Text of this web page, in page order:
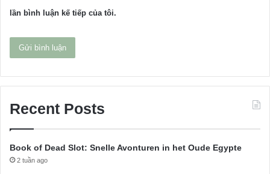
lần bình luận kế tiếp của tôi.
Recent Posts
Book of Dead Slot: Snelle Avonturen in het Oude Egypte
2 tuần ago